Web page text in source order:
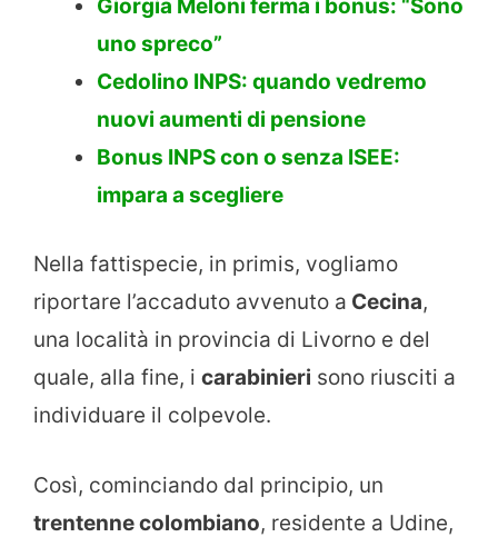
Giorgia Meloni ferma i bonus: “Sono
uno spreco”
Cedolino INPS: quando vedremo
nuovi aumenti di pensione
Bonus INPS con o senza ISEE:
impara a scegliere
Nella fattispecie, in primis, vogliamo
riportare l’accaduto avvenuto a Cecina,
una località in provincia di Livorno e del
quale, alla fine, i carabinieri sono riusciti a
individuare il colpevole.
Così, cominciando dal principio, un
trentenne colombiano, residente a Udine,